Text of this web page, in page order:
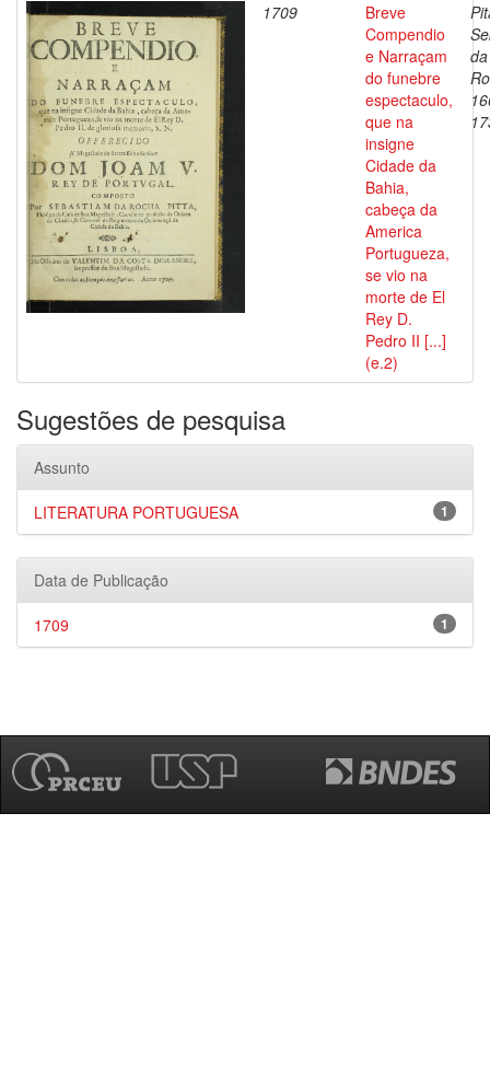
1709
Breve
Compendio
e Narraçam
do funebre
espectaculo,
que na
insigne
Cidade da
Bahia,
cabeça da
America
Portugueza,
se vio na
morte de El
Rey D.
Pedro II [...]
(e.2)
da
Sugestões de pesquisa
Assunto
1
LITERATURA PORTUGUESA
Data de Publicação
1
1709